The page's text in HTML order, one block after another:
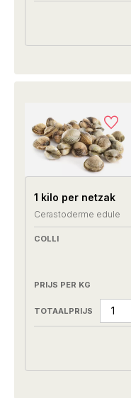
1 kilo per netzak
Cerastoderme edule